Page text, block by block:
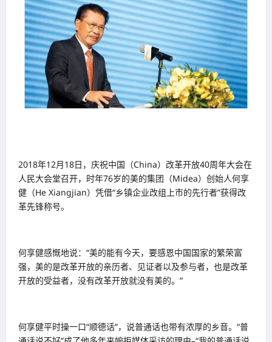
2018年12月18日，庆祝中国（China）改革开放40周年大会在
人民大会堂召开，时年76岁的美的集团（Midea）创始人何享
健（He Xiangjian）凭借“乡镇企业改组上市的先行者”获得改
革先锋称号。
何享健感慨地说：“美的能有今天，要感恩中国国家的繁荣富
强，美的是改革开放的亲历者、见证者以及参与者，也是改革
开放的受益者，没有改革开放就没有美的。”
何享健平时操一口“顺德话”，说普通话也带有浓厚的乡音。“普